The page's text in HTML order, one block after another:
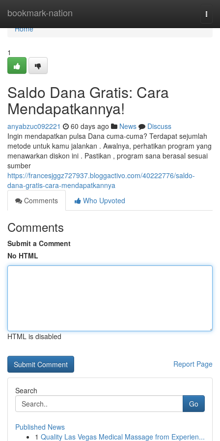
bookmark-nation
Home
Home
1
Saldo Dana Gratis: Cara
Mendapatkannya!
anyabzuc092221 60 days ago News
Discuss
Ingin mendapatkan pulsa Dana cuma-cuma? Terdapat sejumlah
metode untuk kamu jalankan . Awalnya, perhatikan program yang
menawarkan diskon ini . Pastikan , program sana berasal sesuai
sumber
https://francesjggz727937.bloggactivo.com/40222776/saldo-
dana-gratis-cara-mendapatkannya
Comments
Who Upvoted
Comments
Submit a Comment
No HTML
HTML is disabled
Report Page
Search
Go
Published News
1 Quality Las Vegas Medical Massage from Experien...